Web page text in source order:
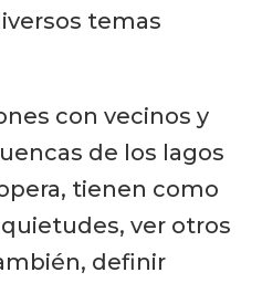
temas
con vecinos y
de los lagos
tienen como
ver otros
definir